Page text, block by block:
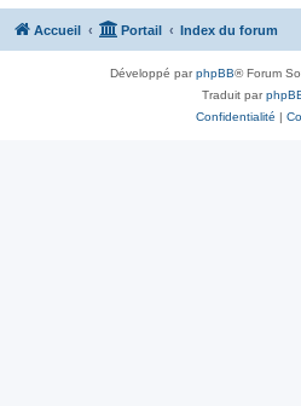
Accueil Portail Index du forum
Développé parphpBB® Forum
Traduit par
Confidentialité |